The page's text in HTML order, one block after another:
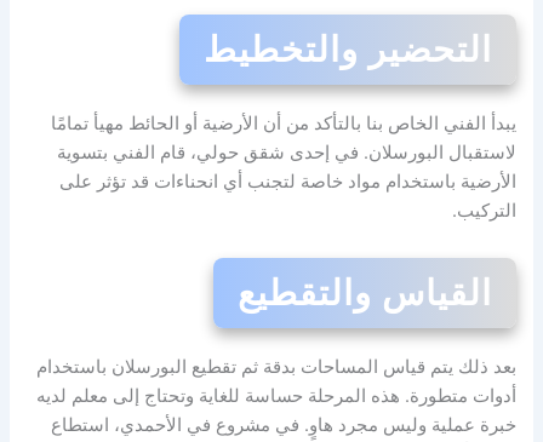
التحضير والتخطيط
يبدأ الفني الخاص بنا بالتأكد من أن الأرضية أو الحائط مهيأ تمامًا
لاستقبال البورسلان. في إحدى شقق حولي، قام الفني بتسوية
الأرضية باستخدام مواد خاصة لتجنب أي انحناءات قد تؤثر على
التركيب.
القياس والتقطيع
بعد ذلك يتم قياس المساحات بدقة ثم تقطيع البورسلان باستخدام
أدوات متطورة. هذه المرحلة حساسة للغاية وتحتاج إلى معلم لديه
خبرة عملية وليس مجرد هاوٍ. في مشروع في الأحمدي، استطاع